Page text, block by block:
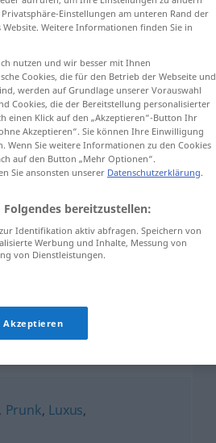
, Prunk, Luxus,
Einstellungen am unteren Rand der
Weitere Informationen finden Sie in
nutzen und wir besser mit Ihnen
Cookies, die für den Betrieb der Webseite und
werden auf Grundlage unserer Vorauswahl
Cookies, die der Bereitstellung personalisierter
einen Klick auf den „Akzeptieren“-Button Ihr
Akzeptieren“. Sie können Ihre Einwilligung
Wenn Sie weitere Informationen zu den Cookies
auf den Button „Mehr Optionen“.
Sie ansonsten unserer Datenschutzerklärung.
bereitzustellen:
Identifikation aktiv abfragen. Speichern von
Werbung und Inhalte, Messung von
von Dienstleistungen.
Akzeptieren